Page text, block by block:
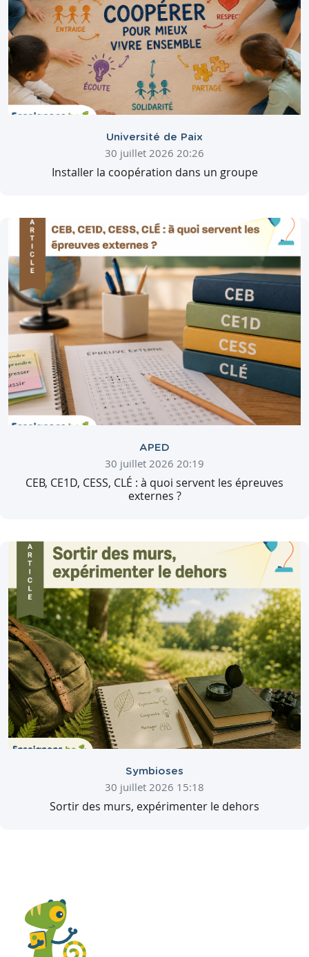
Université de Paix
30 juillet 2026 20:26
Installer la coopération dans un groupe
APED
30 juillet 2026 20:19
CEB, CE1D, CESS, CLÉ : à quoi servent les épreuves
externes ?
Symbioses
30 juillet 2026 15:18
Sortir des murs, expérimenter le dehors